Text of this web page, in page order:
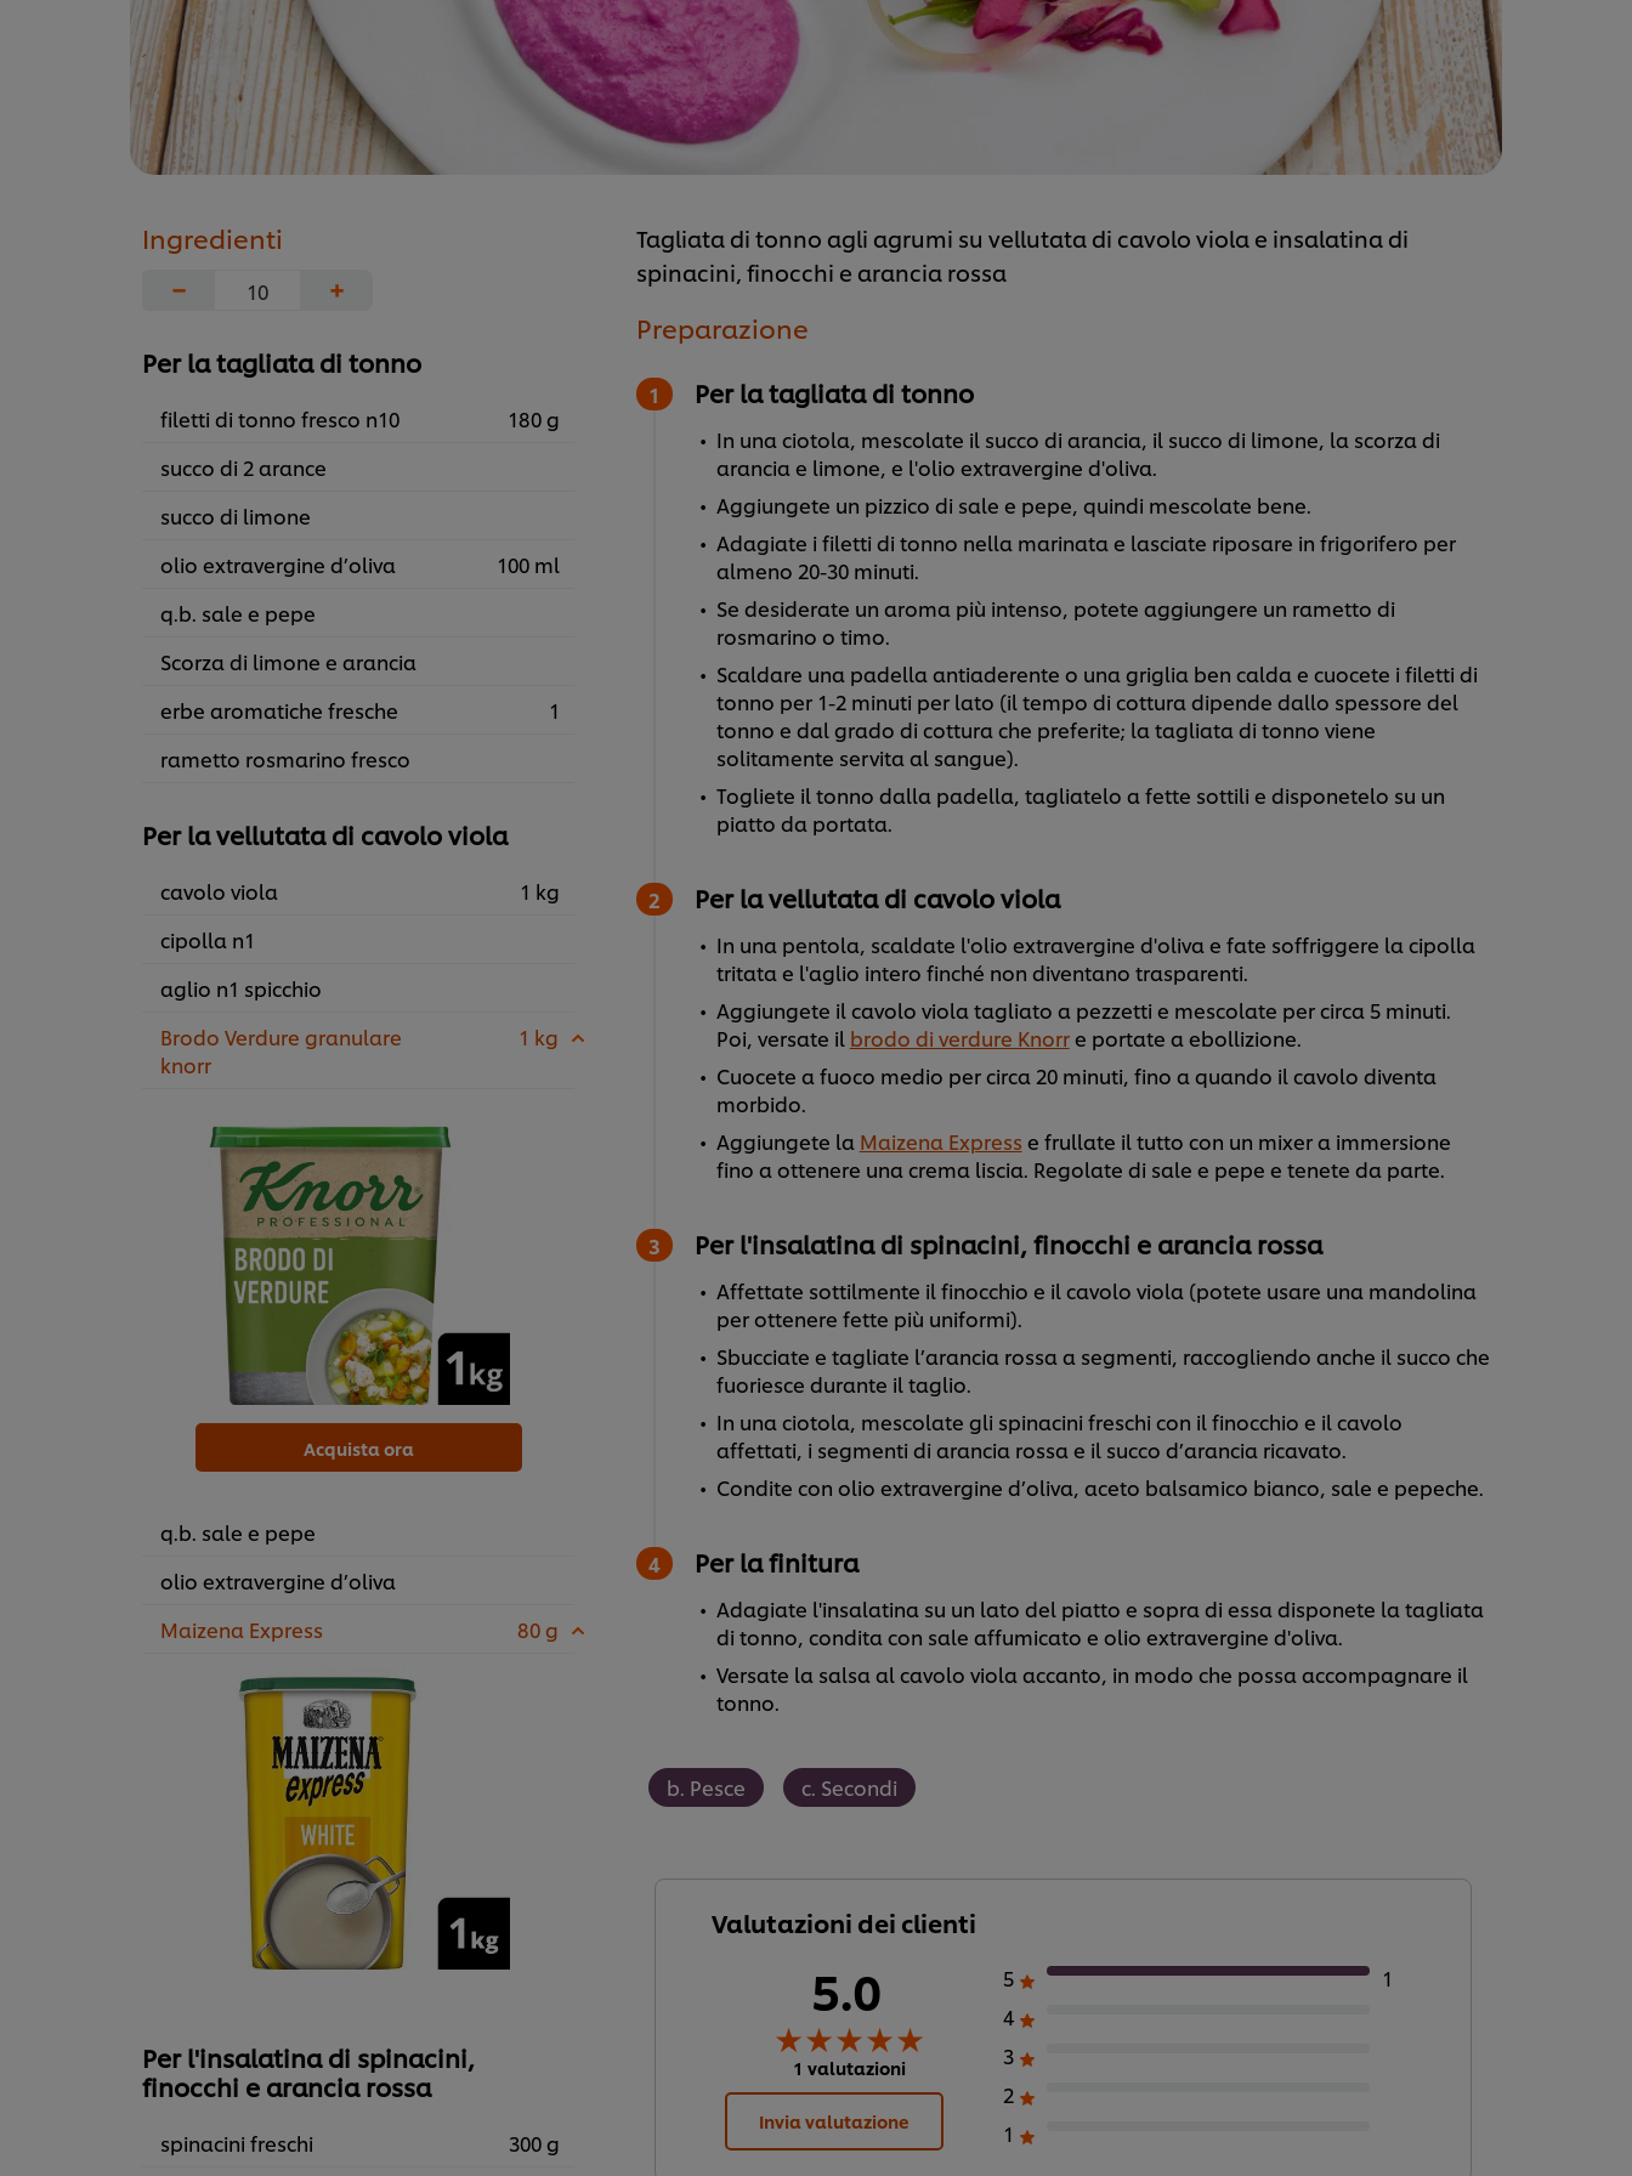
Ingredienti
−
+
Per la tagliata di tonno
filetti di tonno fresco n10
180 g
succo di 2 arance
succo di limone
olio extravergine d’oliva
100 ml
q.b. sale e pepe
Scorza di limone e arancia
erbe aromatiche fresche
1
rametto rosmarino fresco
Per la vellutata di cavolo viola
cavolo viola
1 kg
cipolla n1
aglio n1 spicchio
Brodo Verdure granulare
knorr
1 kg
Acquista ora
q.b. sale e pepe
olio extravergine d’oliva
Maizena Express
80 g
Per l'insalatina di spinacini,
finocchi e arancia rossa
spinacini freschi
300 g
Tagliata di tonno agli agrumi su vellutata di cavolo viola e insalatina di
spinacini, finocchi e arancia rossa
Preparazione
Per la tagliata di tonno
In una ciotola, mescolate il succo di arancia, il succo di limone, la scorza di
arancia e limone, e l'olio extravergine d'oliva.
Aggiungete un pizzico di sale e pepe, quindi mescolate bene.
Adagiate i filetti di tonno nella marinata e lasciate riposare in frigorifero per
almeno 20-30 minuti.
Se desiderate un aroma più intenso, potete aggiungere un rametto di
rosmarino o timo.
Scaldare una padella antiaderente o una griglia ben calda e cuocete i filetti di
tonno per 1-2 minuti per lato (il tempo di cottura dipende dallo spessore del
tonno e dal grado di cottura che preferite; la tagliata di tonno viene
solitamente servita al sangue).
Togliete il tonno dalla padella, tagliatelo a fette sottili e disponetelo su un
piatto da portata.
Per la vellutata di cavolo viola
In una pentola, scaldate l'olio extravergine d'oliva e fate soffriggere la cipolla
tritata e l'aglio intero finché non diventano trasparenti.
Aggiungete il cavolo viola tagliato a pezzetti e mescolate per circa 5 minuti.
Poi, versate il brodo di verdure Knorre portate a ebollizione.
Cuocete a fuoco medio per circa 20 minuti, fino a quando il cavolo diventa
morbido.
Aggiungete la Maizena Express e frullate il tutto con un mixer a immersione
fino a ottenere una crema liscia. Regolate di sale e pepe e tenete da parte.
Per l'insalatina di spinacini, finocchi e arancia rossa
Affettate sottilmente il finocchio e il cavolo viola (potete usare una mandolina
per ottenere fette più uniformi).
Sbucciate e tagliate l’arancia rossa a segmenti, raccogliendo anche il succo che
fuoriesce durante il taglio.
In una ciotola, mescolate gli spinacini freschi con il finocchio e il cavolo
affettati, i segmenti di arancia rossa e il succo d’arancia ricavato.
Condite con olio extravergine d’oliva, aceto balsamico bianco, sale e pepeche.
Per la finitura
Adagiate l'insalatina su un lato del piatto e sopra di essa disponete la tagliata
di tonno, condita con sale affumicato e olio extravergine d'oliva.
Versate la salsa al cavolo viola accanto, in modo che possa accompagnare il
tonno.
b. Pesce c. Secondi
Valutazioni dei clienti
5.0
1 valutazioni
5
1
4
3
2
1
Invia valutazione